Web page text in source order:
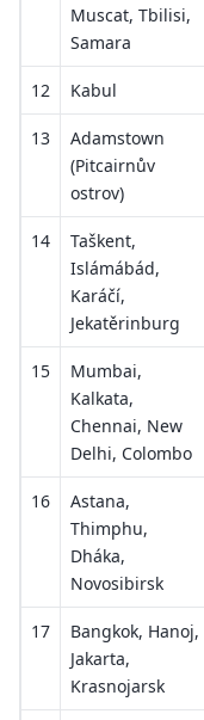
Muscat, Tbilisi,
Samara
12 Kabul
13
Adamstown
(Pitcairnův
ostrov)
14
Taškent,
Islámábád,
Karáčí,
Jekatěrinburg
15
Mumbai,
Kalkata,
Chennai, New
Delhi, Colombo
16
Astana,
Thimphu,
Dháka,
Novosibirsk
17
Bangkok, Hanoj,
Jakarta,
Krasnojarsk